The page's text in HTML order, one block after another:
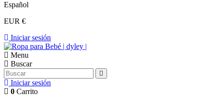
Español
EUR €
Iniciar sesión
Menu
Buscar
Iniciar sesión
0 Carrito